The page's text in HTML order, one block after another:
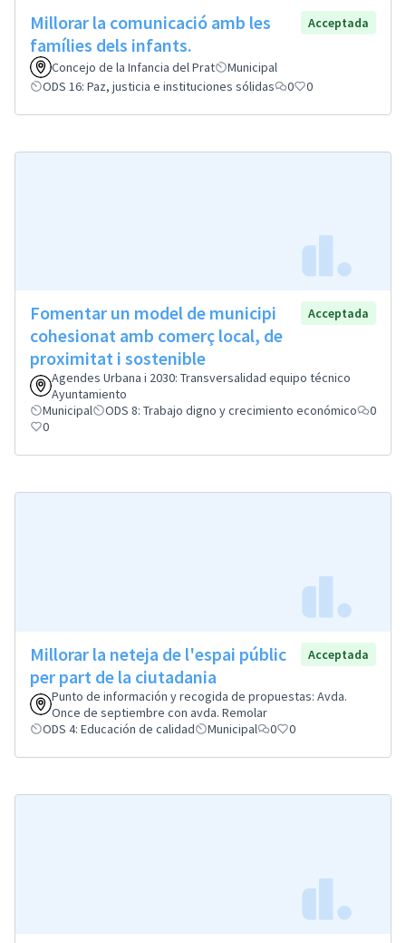
Millorar la comunicació amb les
famílies dels infants.
Acceptada
Concejo de la Infancia del Prat
Municipal
ODS 16: Paz, justicia e instituciones sólidas
0 0
Fomentar un model de municipi
cohesionat amb comerç local, de
proximitat i sostenible
Acceptada
Agendes Urbana i 2030: Transversalidad equipo técnico
Ayuntamiento
Municipal
ODS 8: Trabajo digno y crecimiento económico
0
0
Millorar la neteja de l'espai públic
per part de la ciutadania
Acceptada
Punto de información y recogida de propuestas: Avda.
Once de septiembre con avda. Remolar
ODS 4: Educación de calidad
Municipal 0 0